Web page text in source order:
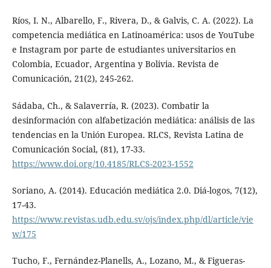
Ríos, I. N., Albarello, F., Rivera, D., & Galvis, C. A. (2022). La
competencia mediática en Latinoamérica: usos de YouTube
e Instagram por parte de estudiantes universitarios en
Colombia, Ecuador, Argentina y Bolivia. Revista de
Comunicación, 21(2), 245-262.
Sádaba, Ch., & Salaverría, R. (2023). Combatir la
desinformación con alfabetización mediática: análisis de las
tendencias en la Unión Europea. RLCS, Revista Latina de
Comunicación Social, (81), 17-33.
https://www.doi.org/10.4185/RLCS-2023-1552
Soriano, A. (2014). Educación mediática 2.0. Diá-logos, 7(12),
17-43.
https://www.revistas.udb.edu.sv/ojs/index.php/dl/article/vie
w/175
Tucho, F., Fernández-Planells, A., Lozano, M., & Figueras-